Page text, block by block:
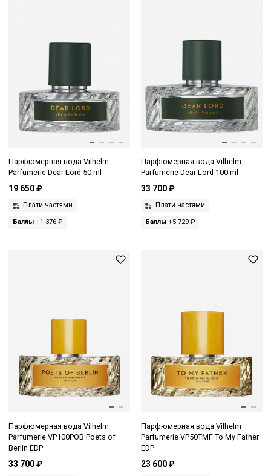
Парфюмерная вода Vilhelm
Parfumerie Dear Lord 50 ml
19 650 ₽
Плати частями
Баллы +1 376 ₽
Парфюмерная вода Vilhelm
Parfumerie Dear Lord 100 ml
33 700 ₽
Плати частями
Баллы+5 729 ₽
Парфюмерная вода Vilhelm
Parfumerie VP100POB Poets of
Berlin EDP
33 700 ₽
Парфюмерная вода Vilhelm
Parfumerie VP50TMF To My Father
EDP
23 600 ₽